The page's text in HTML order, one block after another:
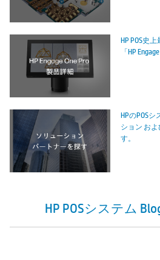
HP POS史
「HP
HPのPOS
ション お
す。
HP POSシステム